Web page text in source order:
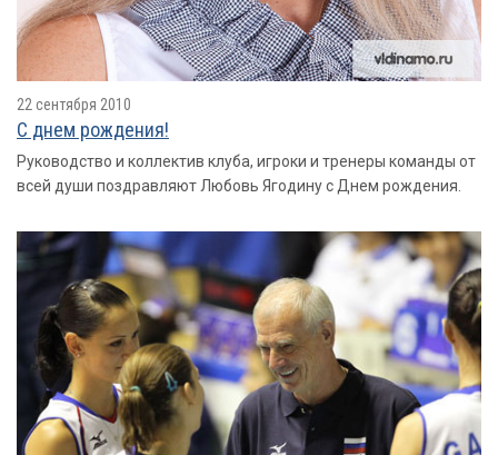
22 сентября 2010
С днем рождения!
Руководство и коллектив клуба, игроки и тренеры команды от
всей души поздравляют Любовь Ягодину с Днем рождения.